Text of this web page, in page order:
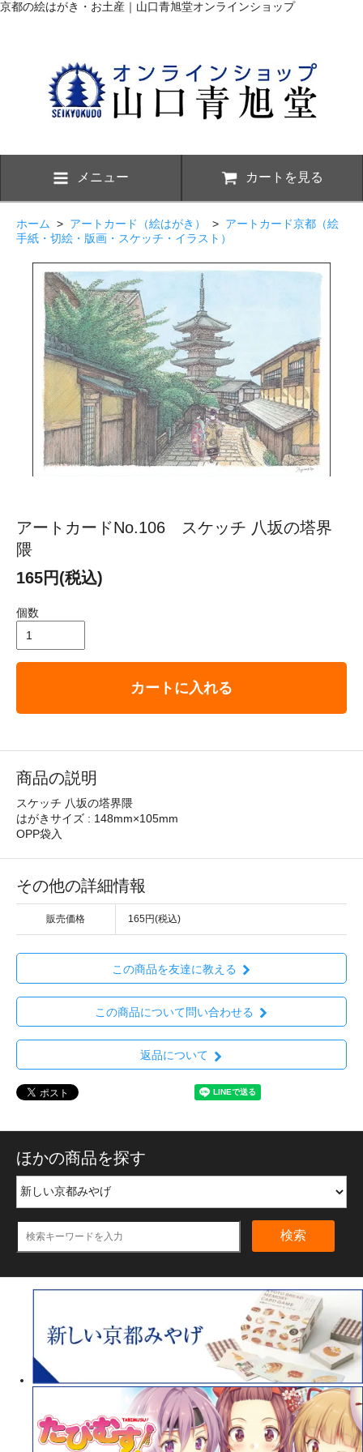
京都の絵はがき・お土産｜山口青旭堂オンラインショップ
メニュー カートを見る
ホーム > アートカード（絵はがき） > アートカード京都（絵
手紙・切絵・版画・スケッチ・イラスト）
アートカードNo.106 スケッチ 八坂の塔界
隈
165円(税込)
個数
カートに入れる
商品の説明
スケッチ 八坂の塔界隈
はがきサイズ : 148mm×105mm
OPP袋入
その他の詳細情報
販売価格 165円(税込)
この商品を友達に教える
この商品について問い合わせる
返品について
ほかの商品を探す
検索